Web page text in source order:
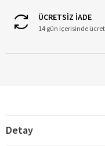
ÜCRETSİZ İADE
14 gün içerisinde
Detay